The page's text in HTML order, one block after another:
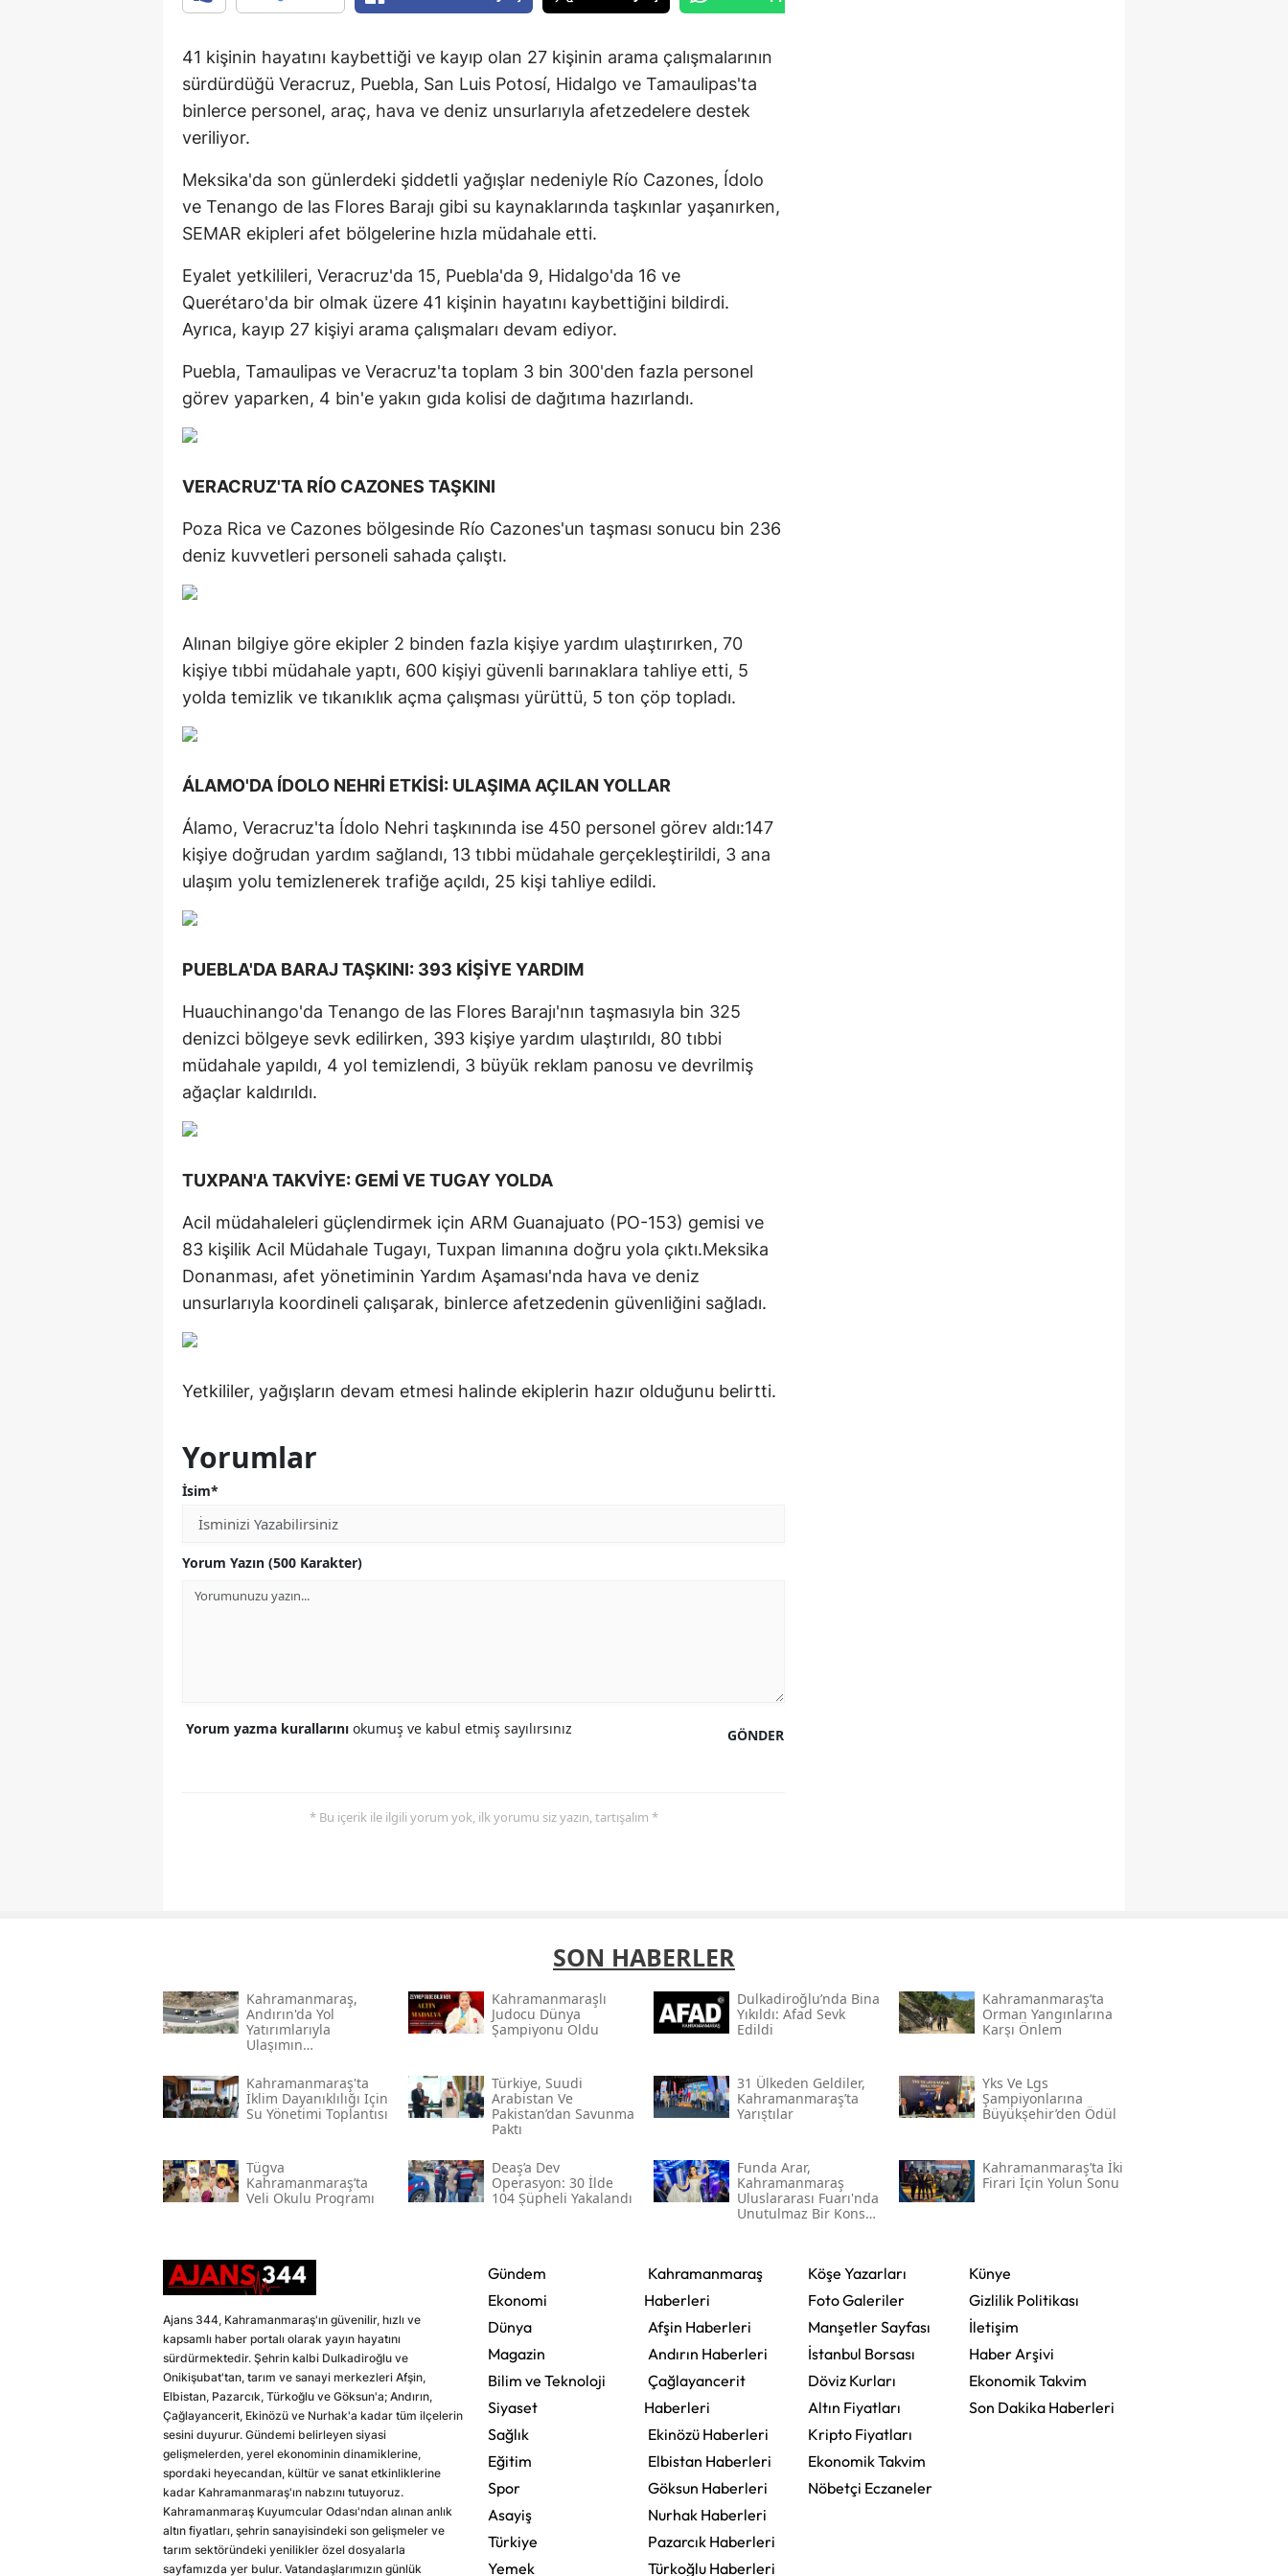
41 kişinin hayatını kaybettiği ve kayıp olan 27 kişinin arama çalışmalarının
sürdürdüğü Veracruz, Puebla, San Luis Potosí, Hidalgo ve Tamaulipas'ta
binlerce personel, araç, hava ve deniz unsurlarıyla afetzedelere destek
veriliyor.
Meksika'da son günlerdeki şiddetli yağışlar nedeniyle Río Cazones, Ídolo
ve Tenango de las Flores Barajı gibi su kaynaklarında taşkınlar yaşanırken,
SEMAR ekipleri afet bölgelerine hızla müdahale etti.
Eyalet yetkilileri, Veracruz'da 15, Puebla'da 9, Hidalgo'da 16 ve
Querétaro'da bir olmak üzere 41 kişinin hayatını kaybettiğini bildirdi.
Ayrıca, kayıp 27 kişiyi arama çalışmaları devam ediyor.
Puebla, Tamaulipas ve Veracruz'ta toplam 3 bin 300'den fazla personel
görev yaparken, 4 bin'e yakın gıda kolisi de dağıtıma hazırlandı.
VERACRUZ'TA RÍO CAZONES TAŞKINI
Poza Rica ve Cazones bölgesinde Río Cazones'un taşması sonucu bin 236
deniz kuvvetleri personeli sahada çalıştı.
Alınan bilgiye göre ekipler 2 binden fazla kişiye yardım ulaştırırken, 70
kişiye tıbbi müdahale yaptı, 600 kişiyi güvenli barınaklara tahliye etti, 5
yolda temizlik ve tıkanıklık açma çalışması yürüttü, 5 ton çöp topladı.
ÁLAMO'DA ÍDOLO NEHRİ ETKİSİ: ULAŞIMA AÇILAN YOLLAR
Álamo, Veracruz'ta Ídolo Nehri taşkınında ise 450 personel görev aldı:147
kişiye doğrudan yardım sağlandı, 13 tıbbi müdahale gerçekleştirildi, 3 ana
ulaşım yolu temizlenerek trafiğe açıldı, 25 kişi tahliye edildi.
PUEBLA'DA BARAJ TAŞKINI: 393 KİŞİYE YARDIM
Huauchinango'da Tenango de las Flores Barajı'nın taşmasıyla bin 325
denizci bölgeye sevk edilirken, 393 kişiye yardım ulaştırıldı, 80 tıbbi
müdahale yapıldı, 4 yol temizlendi, 3 büyük reklam panosu ve devrilmiş
ağaçlar kaldırıldı.
TUXPAN'A TAKVİYE: GEMİ VE TUGAY YOLDA
Acil müdahaleleri güçlendirmek için ARM Guanajuato (PO-153) gemisi ve
83 kişilik Acil Müdahale Tugayı, Tuxpan limanına doğru yola çıktı.Meksika
Donanması, afet yönetiminin Yardım Aşaması'nda hava ve deniz
unsurlarıyla koordineli çalışarak, binlerce afetzedenin güvenliğini sağladı.
Yetkililer, yağışların devam etmesi halinde ekiplerin hazır olduğunu belirtti.
Yorumlar
İsim*
Yorum Yazın (500 Karakter)
GÖNDER
Yorum yazma kurallarını okumuş ve kabul etmiş sayılırsınız
* Bu içerik ile ilgili yorum yok, ilk yorumu siz yazın, tartışalım *
SON HABERLER
Kahramanmaraş,
Andırın'da Yol
Yatırımlarıyla
Ulaşımın
Yükseltiyor
Kahramanmaraşlı
Judocu Dünya
Şampiyonu Oldu
Dulkadiroğlu’nda Bina
Yıkıldı: Afad Sevk
Edildi
Kahramanmaraş’ta
Orman Yangınlarına
Karşı Önlem
Kahramanmaraş'ta
İklim Dayanıklılığı Için
Su Yönetimi Toplantısı
Türkiye, Suudi
Arabistan Ve
Pakistan’dan Savunma
Paktı
31 Ülkeden Geldiler,
Kahramanmaraş’ta
Yarıştılar
Yks Ve Lgs
Şampiyonlarına
Büyükşehir’den Ödül
Tügva
Kahramanmaraş’ta
Veli Okulu Programı
Deaş’a Dev
Operasyon: 30 İlde
104 Şüpheli Yakalandı
Funda Arar,
Kahramanmaraş
Uluslararası Fuarı'nda
Unutulmaz Bir Konser
Kahramanmaraş’ta İki
Firari İçin Yolun Sonu
Ajans 344, Kahramanmaraş'ın güvenilir, hızlı ve
kapsamlı haber portalı olarak yayın hayatını
sürdürmektedir. Şehrin kalbi Dulkadiroğlu ve
Onikişubat'tan, tarım ve sanayi merkezleri Afşin,
Elbistan, Pazarcık, Türkoğlu ve Göksun'a; Andırın,
Çağlayancerit, Ekinözü ve Nurhak'a kadar tüm ilçelerin
sesini duyurur. Gündemi belirleyen siyasi
gelişmelerden, yerel ekonominin dinamiklerine,
spordaki heyecandan, kültür ve sanat etkinliklerine
kadar Kahramanmaraş'ın nabzını tutuyoruz.
Kahramanmaraş Kuyumcular Odası'ndan alınan anlık
altın fiyatları, şehrin sanayisindeki son gelişmeler ve
tarım sektöründeki yenilikler özel dosyalarla
sayfamızda yer bulur. Vatandaşlarımızın günlük
Gündem
Ekonomi
Dünya
Magazin
Bilim ve Teknoloji
Siyaset
Sağlık
Eğitim
Spor
Asayiş
Türkiye
Yemek
Kahramanmaraş
Haberleri
Afşin Haberleri
Andırın Haberleri
Çağlayancerit
Haberleri
Ekinözü Haberleri
Elbistan Haberleri
Göksun Haberleri
Nurhak Haberleri
Pazarcık Haberleri
Türkoğlu Haberleri
Köşe Yazarları
Foto Galeriler
Manşetler Sayfası
İstanbul Borsası
Döviz Kurları
Altın Fiyatları
Kripto Fiyatları
Ekonomik Takvim
Nöbetçi Eczaneler
Künye
Gizlilik Politikası
İletişim
Haber Arşivi
Ekonomik Takvim
Son Dakika Haberleri